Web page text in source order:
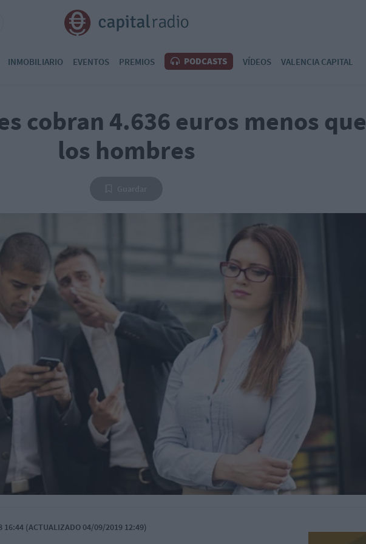
INMOBILIARIO EVENTOS PREMIOS PODCASTS VÍDEOS VALENCIA CAPITAL
cobran 4.636 euros menos que
los hombres
16:44 (ACTUALIZADO 04/09/2019 12:49)